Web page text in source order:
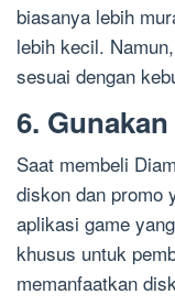
biasanya lebih
lebih kecil.
sesuai dengan
6.
Saat membeli
diskon dan promo
aplikasi game
khusus untuk
memanfaatkan